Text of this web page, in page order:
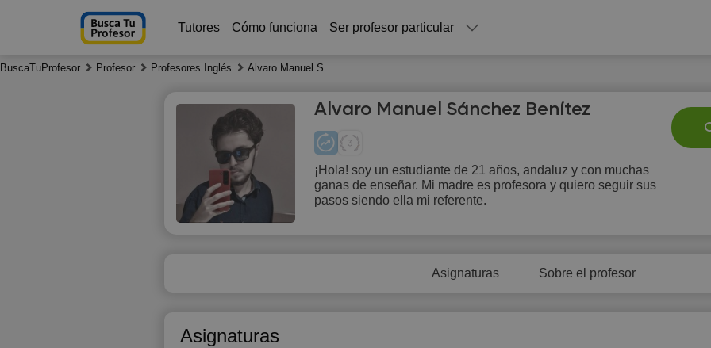
Tutores Cómo funciona Ser profesor particular
BuscaTuProfesor Profesor Profesores Inglés Alvaro Manuel S.
Alvaro Manuel Sánchez Benítez
¡Hola! soy un estudiante de 21 años, andaluz y con muchas
ganas de enseñar. Mi madre es profesora y quiero seguir sus
pasos siendo ella mi referente.
Asignaturas Sobre el profesor
Asignaturas
Fr
Sa
Su